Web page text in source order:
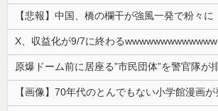
X、収益化が9/7に終わるwwwwwwwwwwwww